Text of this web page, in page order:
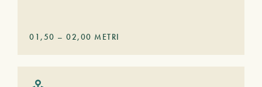
01,50 – 02,00 METRI